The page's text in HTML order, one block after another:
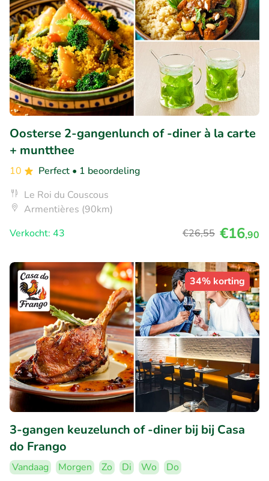
Oosterse 2-gangenlunch of -diner à la carte
+ muntthee
10 Perfect • 1 beoordeling
Le Roi du Couscous
Armentières (90km)
Verkocht: 43
€26,55 €16,90
34% korting
3-gangen keuzelunch of -diner bij bij Casa
do Frango
Vandaag Morgen Zo Di Wo
Do